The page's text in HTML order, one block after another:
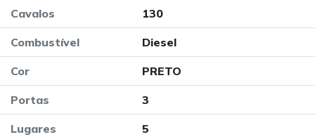
Cavalos 130
Combustível Diesel
Cor PRETO
Portas 3
Lugares 5